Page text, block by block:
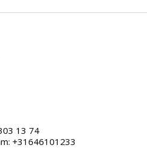
13 74
+31646101233